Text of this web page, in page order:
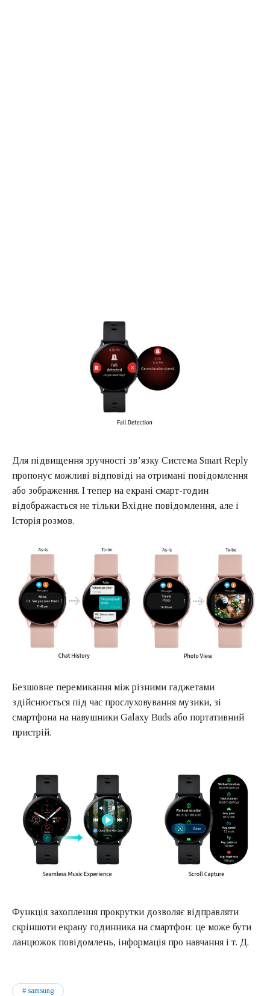
Для підвищення зручності зв’язку Система Smart Reply
пропонує можливі відповіді на отримані повідомлення
або зображення. І тепер на екрані смарт-годин
відображається не тільки Вхідне повідомлення, але і
Історія розмов.
Безшовне перемикання між різними гаджетами
здійснюється під час прослуховування музики, зі
смартфона на навушники Galaxy Buds або портативний
пристрій.
Функція захоплення прокрутки дозволяє відправляти
скріншоти екрану годинника на смартфон: це може бути
ланцюжок повідомлень, інформація про навчання і т. Д.
samsung